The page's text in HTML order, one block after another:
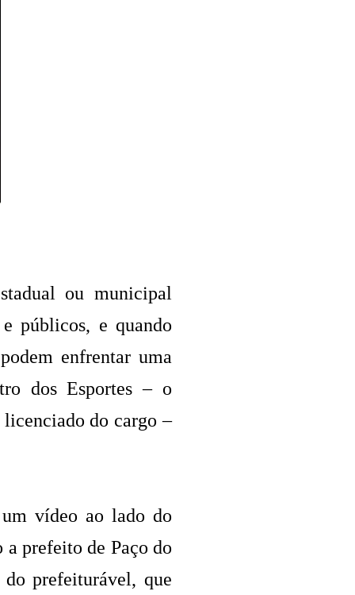
ou municipal
públicos, e quando
enfrentar uma
dos Esportes – o
licenciado do cargo –
um vídeo ao lado do
a prefeito de Paço do
prefeiturável, que